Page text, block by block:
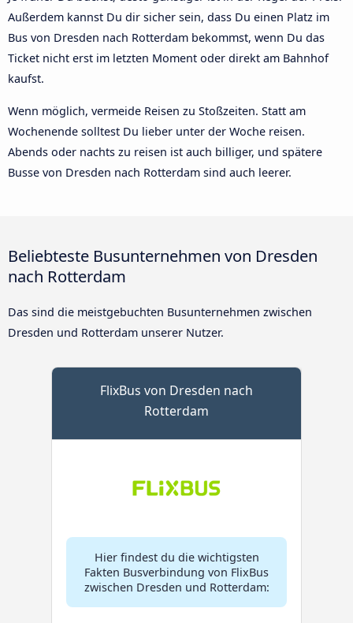
Außerdem kannst Du dir sicher sein, dass Du einen Platz im
Bus von Dresden nach Rotterdam bekommst, wenn Du das
Ticket nicht erst im letzten Moment oder direkt am Bahnhof
kaufst.
Wenn möglich, vermeide Reisen zu Stoßzeiten. Statt am
Wochenende solltest Du lieber unter der Woche reisen.
Abends oder nachts zu reisen ist auch billiger, und spätere
Busse von Dresden nach Rotterdam sind auch leerer.
Beliebteste Busunternehmen von Dresden
nach Rotterdam
Das sind die meistgebuchten Busunternehmen zwischen
Dresden und Rotterdam unserer Nutzer.
FlixBus von Dresden nach
Rotterdam
Hier findest du die wichtigsten
Fakten Busverbindung von FlixBus
zwischen Dresden und Rotterdam: